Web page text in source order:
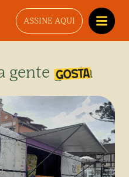
ASSINE AQUI
gente gosta